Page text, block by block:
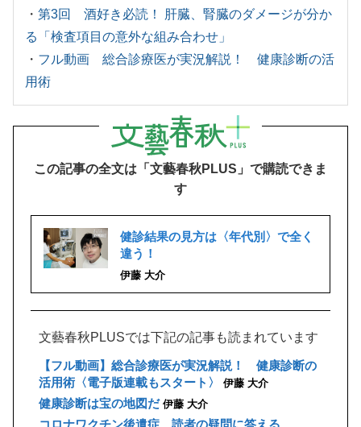
・ 第3回 酒好き必読！ 肝臓、腎臓のダメージが分か
る「検査項目の意外な組み合わせ」
・ フル動画 総合診療医が実況解説！ 健康診断の活
用術
この記事の全文は「文藝春秋PLUS」で購読できま
す
健診結果の見方は〈年代別〉で全く
違う！
伊藤 大介
文藝春秋PLUSでは下記の記事も読まれています
【フル動画】総合診療医が実況解説！ 健康診断の
活用術〈電子版連載もスタート〉 伊藤 大介
健康診断は宝の地図だ 伊藤 大介